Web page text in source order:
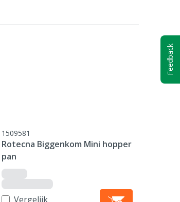
1509581
Rotecna Biggenkom Mini hopper
pan
Vergelijk
Feedback